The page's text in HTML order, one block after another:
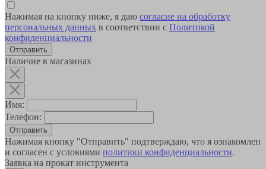
Нажимая на кнопку ниже, я даю согласие на обработку
персональных данных в соответствии с Политикой
конфиденциальности
Наличие в магазинах
Имя:
Телефон:
Отправить
Нажимая кнопку "Отправить" подтверждаю, что я ознакомлен
и согласен с условиями политики конфиденциальности.
Заявка на прокат инструмента